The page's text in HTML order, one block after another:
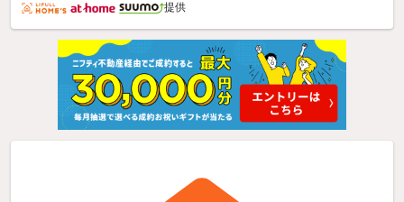
提供